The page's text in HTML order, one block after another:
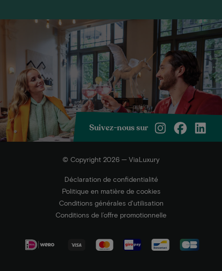
Suivez-nous sur
© Copyright 2026 — ViaLuxury
Déclaration de confidentialité
Politique en matière de cookies
Conditions générales d'utilisation
Conditions de l’offre promotionnelle